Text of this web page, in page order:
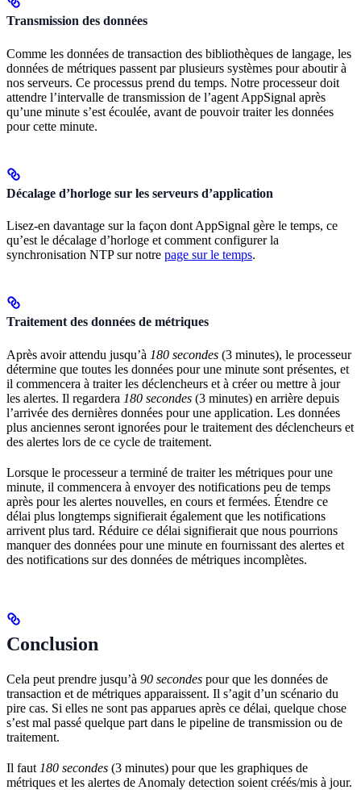
Transmission des données
Comme les données de transaction des bibliothèques de langage, les
données de métriques passent par plusieurs systèmes pour aboutir à
nos serveurs. Ce processus prend du temps. Notre processeur doit
attendre l’intervalle de transmission de l’agent AppSignal après
qu’une minute s’est écoulée, avant de pouvoir traiter les données
pour cette minute.
Décalage d’horloge sur les serveurs d’application
Lisez-en davantage sur la façon dont AppSignal gère le temps, ce
qu’est le décalage d’horloge et comment configurer la
synchronisation NTP sur notre page sur le temps.
Traitement des données de métriques
Après avoir attendu jusqu’à 180 secondes (3 minutes), le processeur
détermine que toutes les données pour une minute sont présentes, et
il commencera à traiter les déclencheurs et à créer ou mettre à jour
les alertes. Il regardera 180 secondes (3 minutes) en arrière depuis
l’arrivée des dernières données pour une application. Les données
plus anciennes seront ignorées pour le traitement des déclencheurs et
des alertes lors de ce cycle de traitement.
Lorsque le processeur a terminé de traiter les métriques pour une
minute, il commencera à envoyer des notifications peu de temps
après pour les alertes nouvelles, en cours et fermées. Étendre ce
délai plus longtemps signifierait également que les notifications
arrivent plus tard. Réduire ce délai signifierait que nous pourrions
manquer des données pour une minute en fournissant des alertes et
des notifications sur des données de métriques incomplètes.
Conclusion
Cela peut prendre jusqu’à 90 secondes pour que les données de
transaction et de métriques apparaissent. Il s’agit d’un scénario du
pire cas. Si elles ne sont pas apparues après ce délai, quelque chose
s’est mal passé quelque part dans le pipeline de transmission ou de
traitement.
Il faut 180 secondes (3 minutes) pour que les graphiques de
métriques et les alertes de Anomaly detection soient créés/mis à jour.